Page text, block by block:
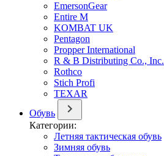
EmersonGear
Entire M
KOMBAT UK
Pentagon
Propper International
R & B Distributing Co., Inc.
Rothco
Stich Profi
TEXAR
Обувь
Категории:
Летняя тактическая обувь
Зимняя обувь